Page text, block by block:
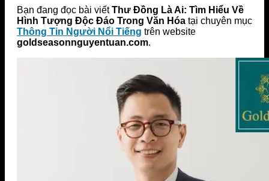
Bạn đang đọc bài viếtThư Đồng Là Ai: Tìm Hiểu Về
Hình Tượng Độc Đáo Trong Văn Hóa tại chuyên mục
Thông Tin Người Nổi Tiếng trên website
goldseasonnguyentuan.com.